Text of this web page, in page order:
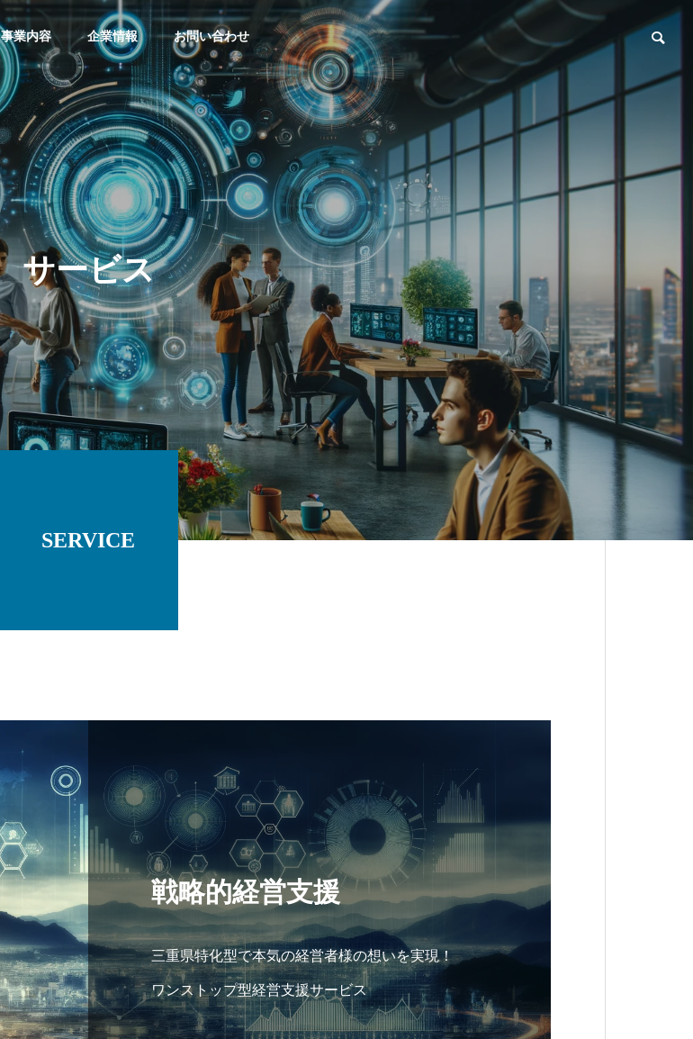
事業内容 企業情報 お問い合わせ
サービス
SERVICE
戦略的経営支援
三重県特化型で本気の経営者様の想いを実現！
ワンストップ型経営支援サービス